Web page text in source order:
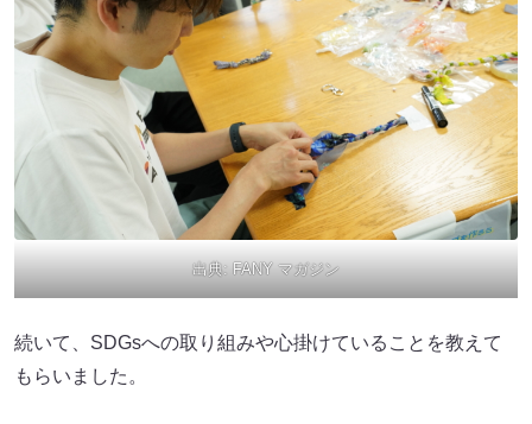
出典: FANY マガジン
続いて、SDGsへの取り組みや心掛けていることを教えて
もらいました。